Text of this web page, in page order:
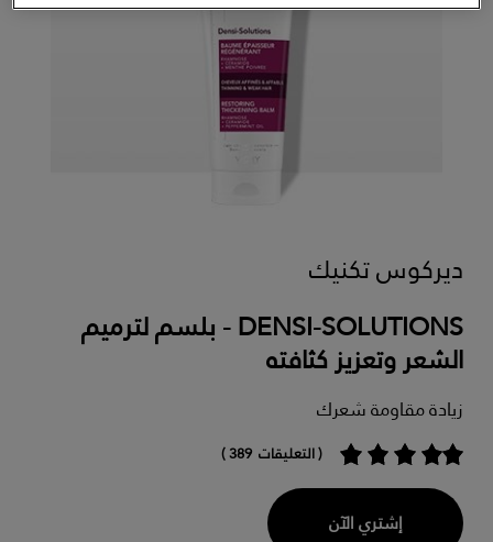
ديركوس تكنيك
DENSI-SOLUTIONS - بلسم لترميم
الشعر وتعزيز كثافته
زيادة مقاومة شعرك
( التعليقات 389 )
إشتري الآن